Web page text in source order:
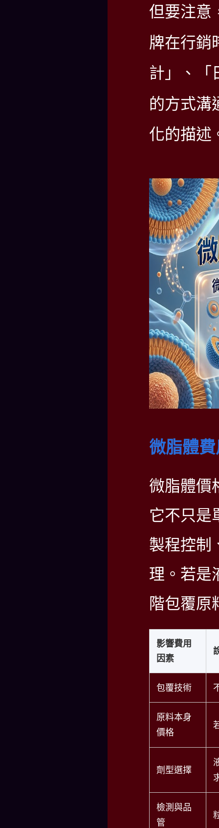
但要注意
牌在行銷
計」、「
的方式溝
化的描述
微脂體
微脂體價
它不只是
製程控制
理。若是
階包覆原
影響費用
因素
包覆技術
原料本身
價格
劑型選擇
檢測與品
管